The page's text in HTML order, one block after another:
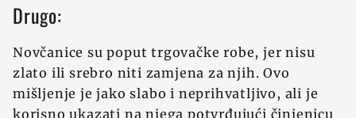
Drugo:
Novčanice su poput trgovačke robe, jer nisu
zlato ili srebro niti zamjena za njih. Ovo
mišljenje je jako slabo i neprihvatljivo, ali je
korisno ukazati na njega potvrđujući činjenicu